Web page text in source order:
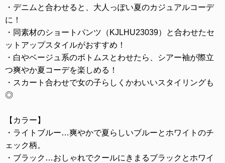
・デニムと合わせると、大人っぽい夏のカジュアルコーデ
に！
・同素材のショートパンツ（KJLHU23039）と合わせたセ
ットアップスタイルがおすすめ！
・白やベージュ系のボトムスとわせたら、シアー袖が際立
つ爽やか夏コーデを楽しめる！
・スカート合わせで女の子らしくかわいいスタイリングも
◎
【カラー】
・ライトブルー…爽やかで夏らしいブルーとホワイトのチ
ェック柄。
・ブラック…おしゃれでクールにきまるブラックとホワイ